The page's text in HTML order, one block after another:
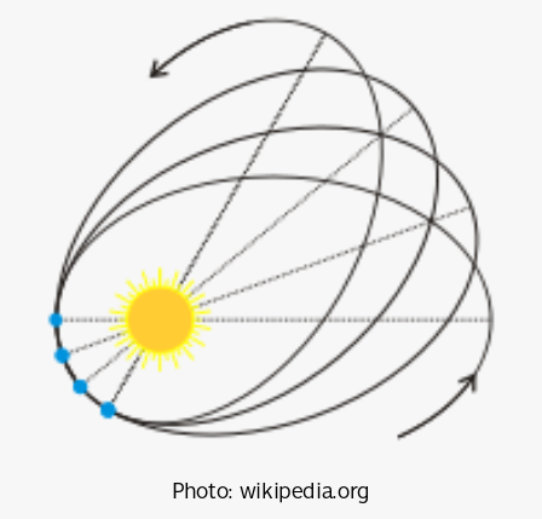
Photo: wikipedia.org